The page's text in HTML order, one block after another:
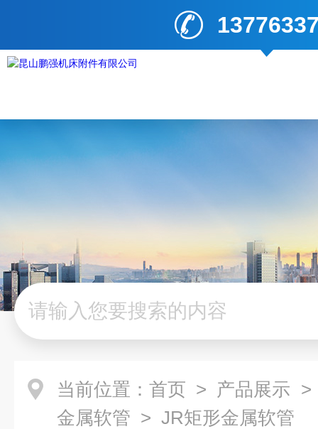
当前位置： 首页 > 产品展示
金属软管 > JR矩形金属软管